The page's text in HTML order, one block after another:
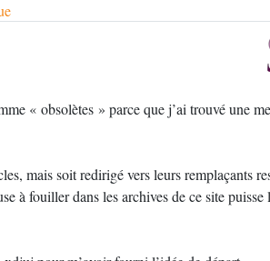
« obsolètes » parce que j’ai trouvé une
mais soit redirigé vers leurs remplaçants
à fouiller dans les archives de ce site puisse